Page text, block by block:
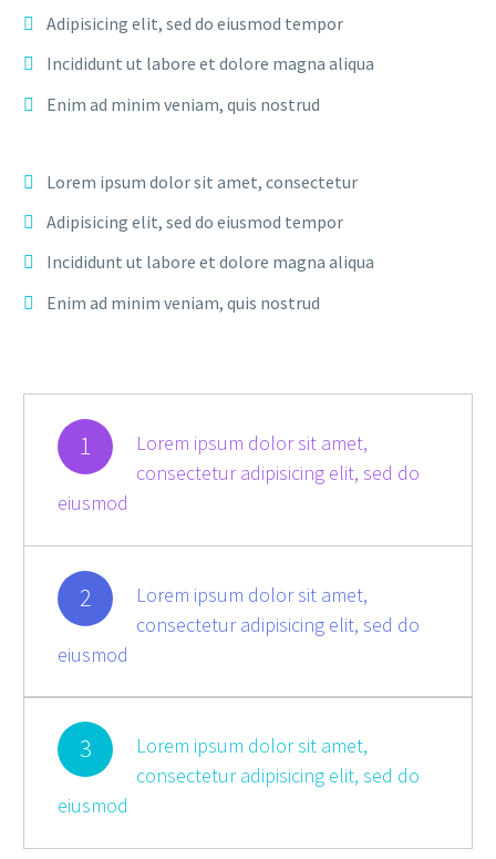
Adipisicing elit, sed do eiusmod tempor
Incididunt ut labore et dolore magna aliqua
Enim ad minim veniam, quis nostrud
Lorem ipsum dolor sit amet, consectetur
Adipisicing elit, sed do eiusmod tempor
Incididunt ut labore et dolore magna aliqua
Enim ad minim veniam, quis nostrud
1
Lorem ipsum dolor sit amet,
consectetur adipisicing elit, sed do
eiusmod
2
Lorem ipsum dolor sit amet,
consectetur adipisicing elit, sed do
eiusmod
3
Lorem ipsum dolor sit amet,
consectetur adipisicing elit, sed do
eiusmod